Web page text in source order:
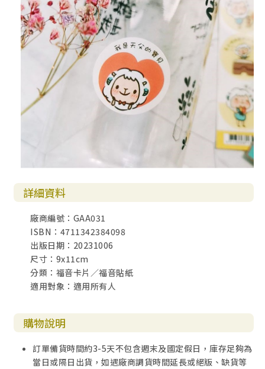
詳細資料
廠商編號：GAA031
ISBN：4711342384098
出版日期：20231006
尺寸：9x11cm
分類：福音卡片／福音貼紙
適用對象：適用所有人
購物說明
訂單備貨時間約3-5天不包含週末及國定假日，庫存足夠為
當日或隔日出貨，如遇廠商調貨時間延長或絕版、缺貨等